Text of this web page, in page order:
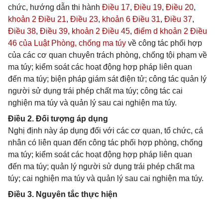
chức, hướng dẫn thi hành Điều 17, Điều 19, Điều 20,
khoản 2 Điều 21, Điều 23, khoản 6 Điều 31, Điều 37,
Điều 38, Điều 39, khoản 2 Điều 45, điểm d khoản 2 Điều
46 của Luật Phòng, chống ma túy về công tác phối hợp
của các cơ quan chuyên trách phòng, chống tội phạm về
ma túy; kiểm soát các hoạt động hợp pháp liên quan
đến ma túy; biện pháp giám sát điện tử; công tác quản lý
người sử dụng trái phép chất ma túy; công tác cai
nghiện ma túy và quản lý sau cai nghiện ma túy.
Điều 2. Đối tượng áp dụng
Nghị định này áp dụng đối với các cơ quan, tổ chức, cá
nhân có liên quan đến công tác phối hợp phòng, chống
ma túy; kiểm soát các hoạt động hợp pháp liên quan
đến ma túy; quản lý người sử dụng trái phép chất ma
túy; cai nghiện ma túy và quản lý sau cai nghiện ma túy.
Điều 3. Nguyên tắc thực hiện